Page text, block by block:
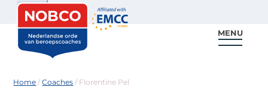
Zoeken
MENU
Home /Coaches / Florentine Pel